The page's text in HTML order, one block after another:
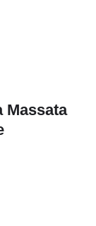
Massata